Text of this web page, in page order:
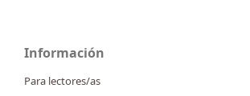
Información
Para lectores/as